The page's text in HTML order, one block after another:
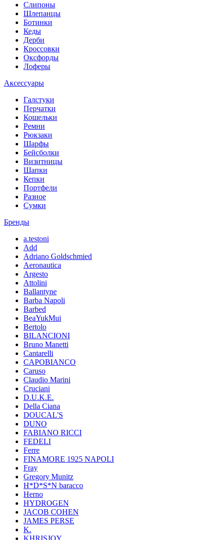
Слипоны
Шлепанцы
Ботинки
Кеды
Дерби
Кроссовки
Оксфорды
Лоферы
Аксессуары
Галстуки
Перчатки
Кошельки
Ремни
Рюкзаки
Шарфы
Бейсболки
Визитницы
Шапки
Кепки
Портфели
Разное
Сумки
Бренды
a.testoni
Add
Adriano Goldschmied
Aeronautica
Argesto
Attolini
Ballantyne
Barba Napoli
Barbed
BeaYukMui
Bertolo
BILANCIONI
Bruno Manetti
Cantarelli
CAPOBIANCO
Caruso
Claudio Marini
Cruciani
D.U.K.E.
Della Ciana
DOUCAL'S
DUNO
FABIANO RICCI
FEDELI
Ferre
FINAMORE 1925 NAPOLI
Fray
Gregory Munitz
H*D*S*N baracco
Herno
HYDROGEN
JACOB COHEN
JAMES PERSE
K.
KHRISJOY